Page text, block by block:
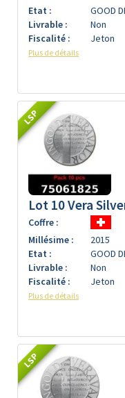
Etat :
GOOD
Livrable :
Non
Fiscalité :
Jeton
Plus de détails
LSP
Lot 10 Vera
Coffre :
Millésime :
2015
Etat :
GOOD
Livrable :
Non
Fiscalité :
Jeton
Plus de détails
LSP